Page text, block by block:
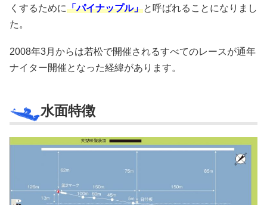
くするために「パイナップル」と呼ばれることになりまし
た。
2008年3月からは若松で開催されるすべてのレースが通年
ナイター開催となった経緯があります。
水面特徴